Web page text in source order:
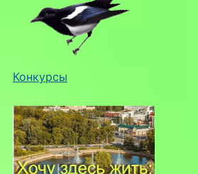
Конкурсы